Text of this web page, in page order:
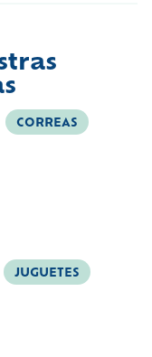
CORREAS
JUGUETES